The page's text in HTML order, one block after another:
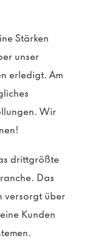
Stärken
unser
erledigt. Am
Wir
drittgrößte
Das
versorgt über
Kunden